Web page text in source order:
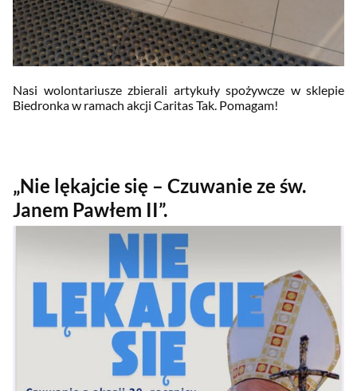
Nasi wolontariusze zbierali artykuły spożywcze w sklepie
Biedronka w ramach akcji Caritas Tak. Pomagam!
„Nie lękajcie się – Czuwanie ze św.
Janem Pawłem II”.